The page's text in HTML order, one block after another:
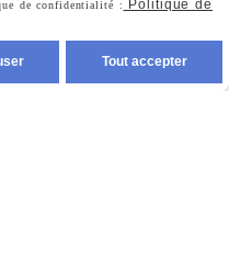
de confidentialité :
Politique de
Tout accepter